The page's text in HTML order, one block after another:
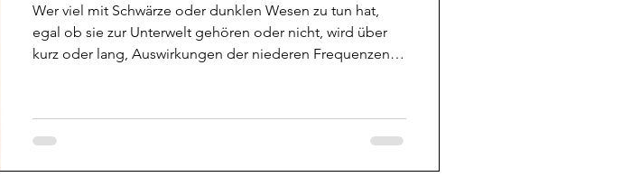
Wer viel mit Schwärze oder dunklen Wesen zu tun hat,
egal ob sie zur Unterwelt gehören oder nicht, wird über
kurz oder lang, Auswirkungen der niederen Frequenzen
ziemlich depressiv und fühle mich irgendwie krank, wenn
ich die Warnungen und Signale ignoriere, die mir die